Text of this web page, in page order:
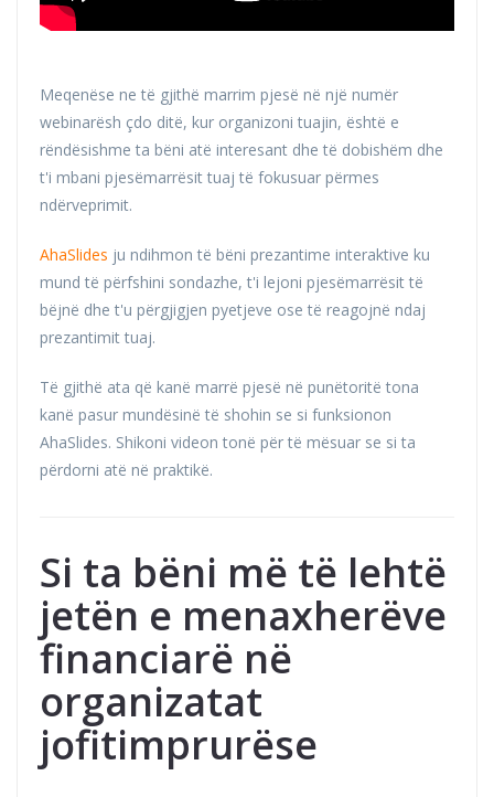
Meqenëse ne të gjithë marrim pjesë në një numër
webinarësh çdo ditë, kur organizoni tuajin, është e
rëndësishme ta bëni atë interesant dhe të dobishëm dhe
t'i mbani pjesëmarrësit tuaj të fokusuar përmes
ndërveprimit.
AhaSlides ju ndihmon të bëni prezantime interaktive ku
mund të përfshini sondazhe, t'i lejoni pjesëmarrësit të
bëjnë dhe t'u përgjigjen pyetjeve ose të reagojnë ndaj
prezantimit tuaj.
Të gjithë ata që kanë marrë pjesë në punëtoritë tona
kanë pasur mundësinë të shohin se si funksionon
AhaSlides. Shikoni videon tonë për të mësuar se si ta
përdorni atë në praktikë.
Si ta bëni më të lehtë
jetën e menaxherëve
financiarë në
organizatat
jofitimprurëse